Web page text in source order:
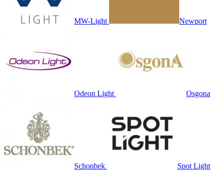
MW-Light Newport
Odeon Light Osgona
Schonbek Spot Light